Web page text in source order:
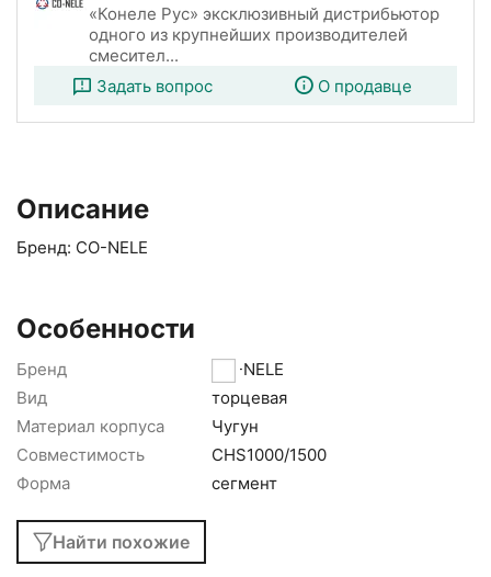
«Конеле Рус» эксклюзивный дистрибьютор
одного из крупнейших производителей
смесител...
Задать вопрос
О продавце
Описание
Бренд: CO-NELE
Особенности
Бренд
CO-NELE
Вид
торцевая
Материал корпуса
Чугун
Совместимость
CHS1000/1500
Форма
сегмент
Найти похожие